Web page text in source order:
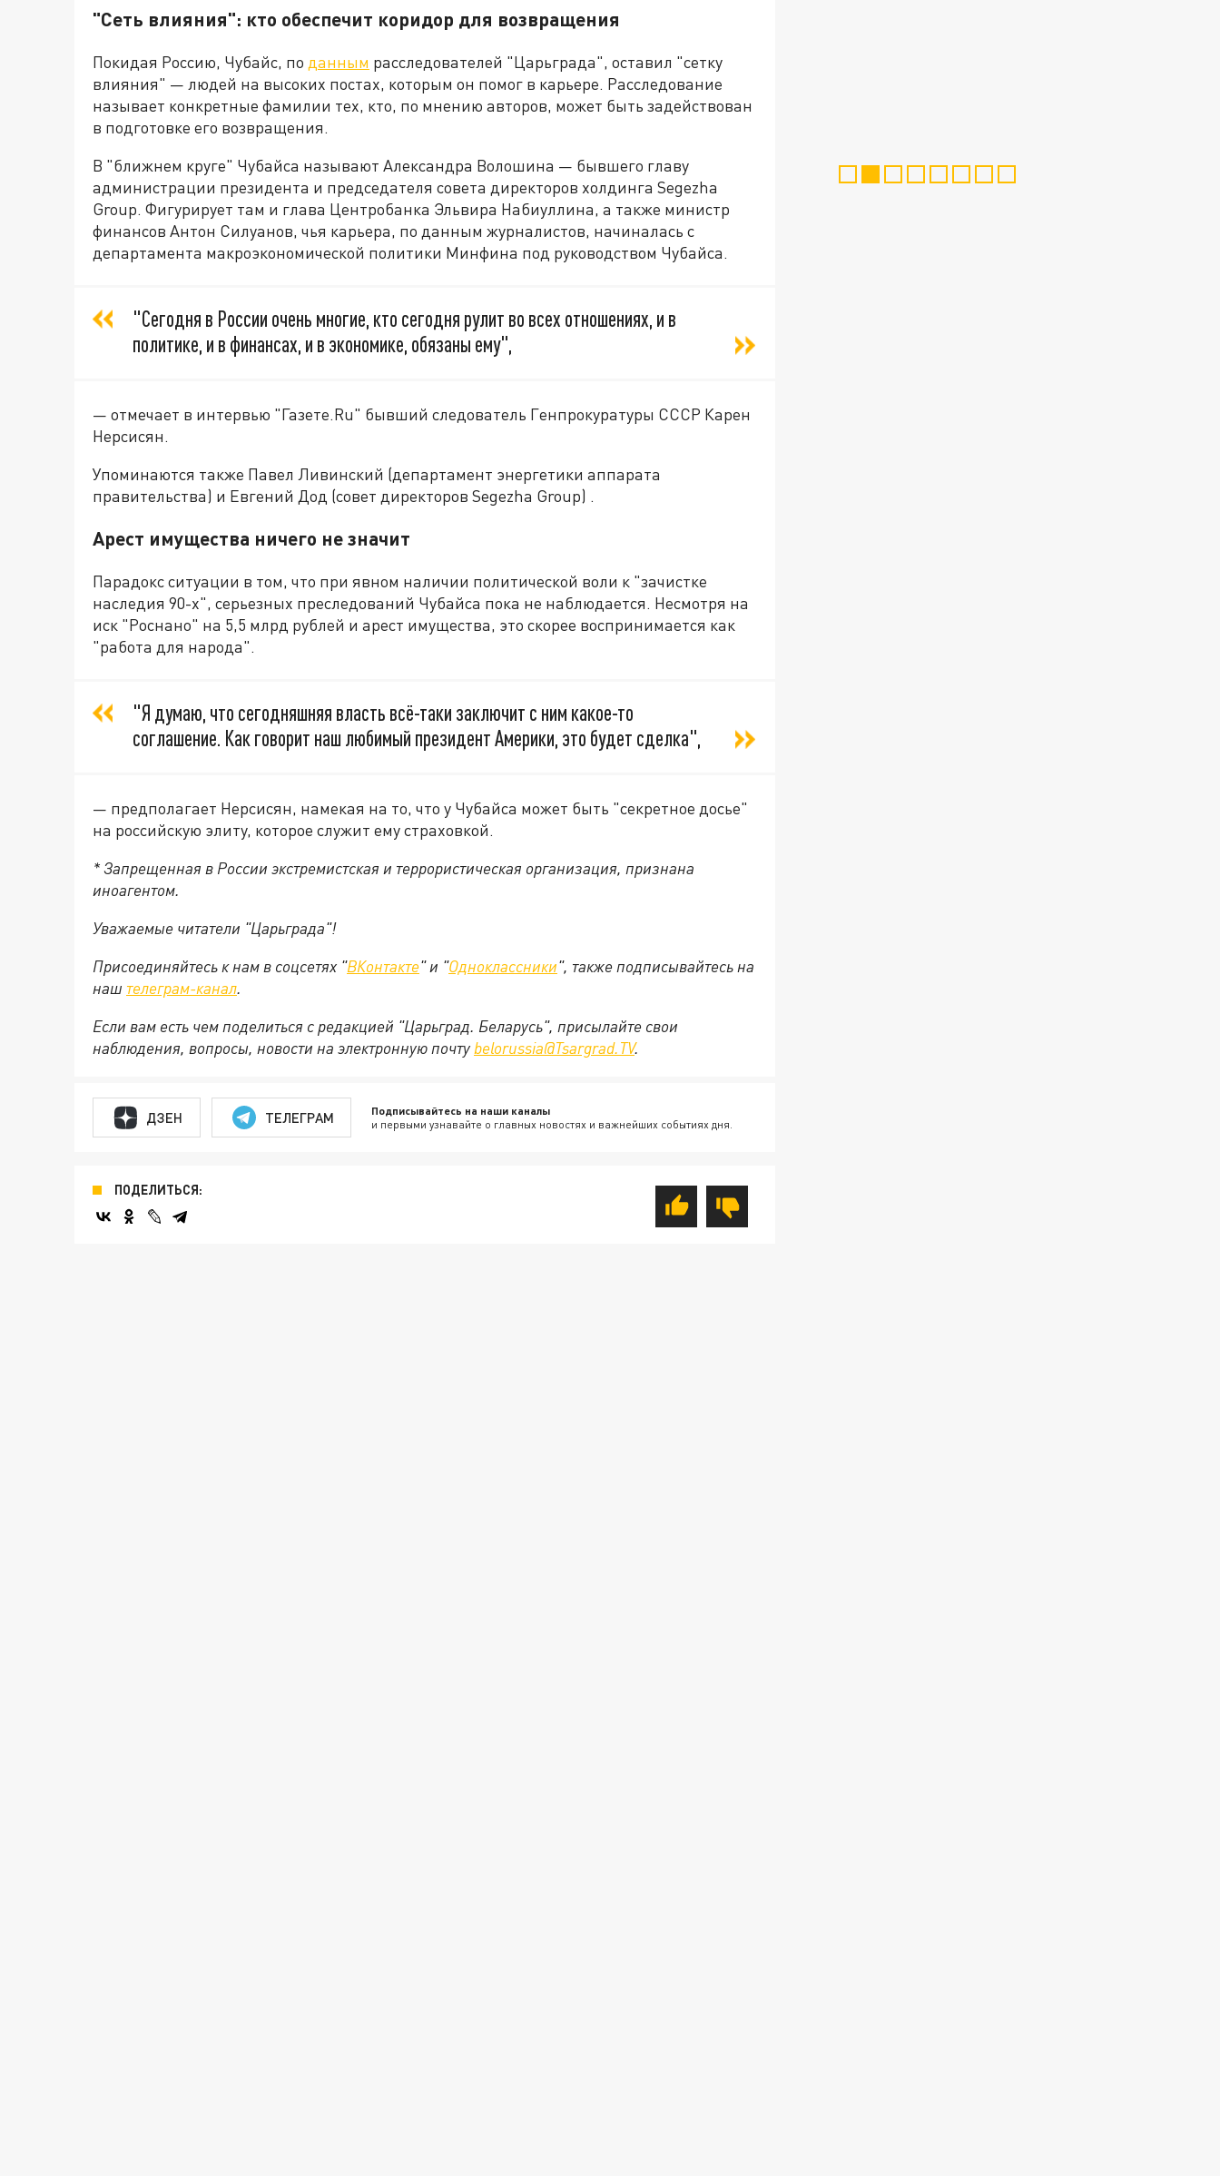
"Сеть влияния": кто обеспечит коридор для возвращения
Покидая Россию, Чубайс, по данным расследователей "Царьграда", оставил "сетку
влияния" — людей на высоких постах, которым он помог в карьере. Расследование
называет конкретные фамилии тех, кто, по мнению авторов, может быть задействован
в подготовке его возвращения.
В "ближнем круге" Чубайса называют Александра Волошина — бывшего главу
администрации президента и председателя совета директоров холдинга Segezha
Group. Фигурирует там и глава Центробанка Эльвира Набиуллина, а также министр
финансов Антон Силуанов, чья карьера, по данным журналистов, начиналась с
департамента макроэкономической политики Минфина под руководством Чубайса.
"Сегодня в России очень многие, кто сегодня рулит во всех отношениях, и в
политике, и в финансах, и в экономике, обязаны ему",
— отмечает в интервью "Газете.Ru" бывший следователь Генпрокуратуры СССР Карен
Нерсисян.
Упоминаются также Павел Ливинский (департамент энергетики аппарата
правительства) и Евгений Дод (совет директоров Segezha Group) .
Арест имущества ничего не значит
Парадокс ситуации в том, что при явном наличии политической воли к "зачистке
наследия 90-х", серьезных преследований Чубайса пока не наблюдается. Несмотря на
иск "Роснано" на 5,5 млрд рублей и арест имущества, это скорее воспринимается как
"работа для народа".
"Я думаю, что сегодняшняя власть всё-таки заключит с ним какое-то
соглашение. Как говорит наш любимый президент Америки, это будет сделка",
— предполагает Нерсисян, намекая на то, что у Чубайса может быть "секретное досье"
на российскую элиту, которое служит ему страховкой.
* Запрещенная в России экстремистская и террористическая организация, признана
иноагентом.
Уважаемые читатели "Царьграда"!
Присоединяйтесь к нам в соцсетях "ВКонтакте" и "Одноклассники", также подписывайтесь на
наш телеграм-канал.
Если вам есть чем поделиться с редакцией "Царьград. Беларусь", присылайте свои
наблюдения, вопросы, новости на электронную почтуbelorussia@Tsargrad.TV.
ДЗЕН ТЕЛЕГРАМ Подписывайтесь на наши каналы
и первыми узнавайте о главных новостях и важнейших событиях дня.
ПОДЕЛИТЬСЯ: